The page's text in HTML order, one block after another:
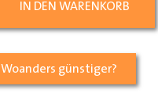
IN DEN WARENKORB
Woanders günstiger?